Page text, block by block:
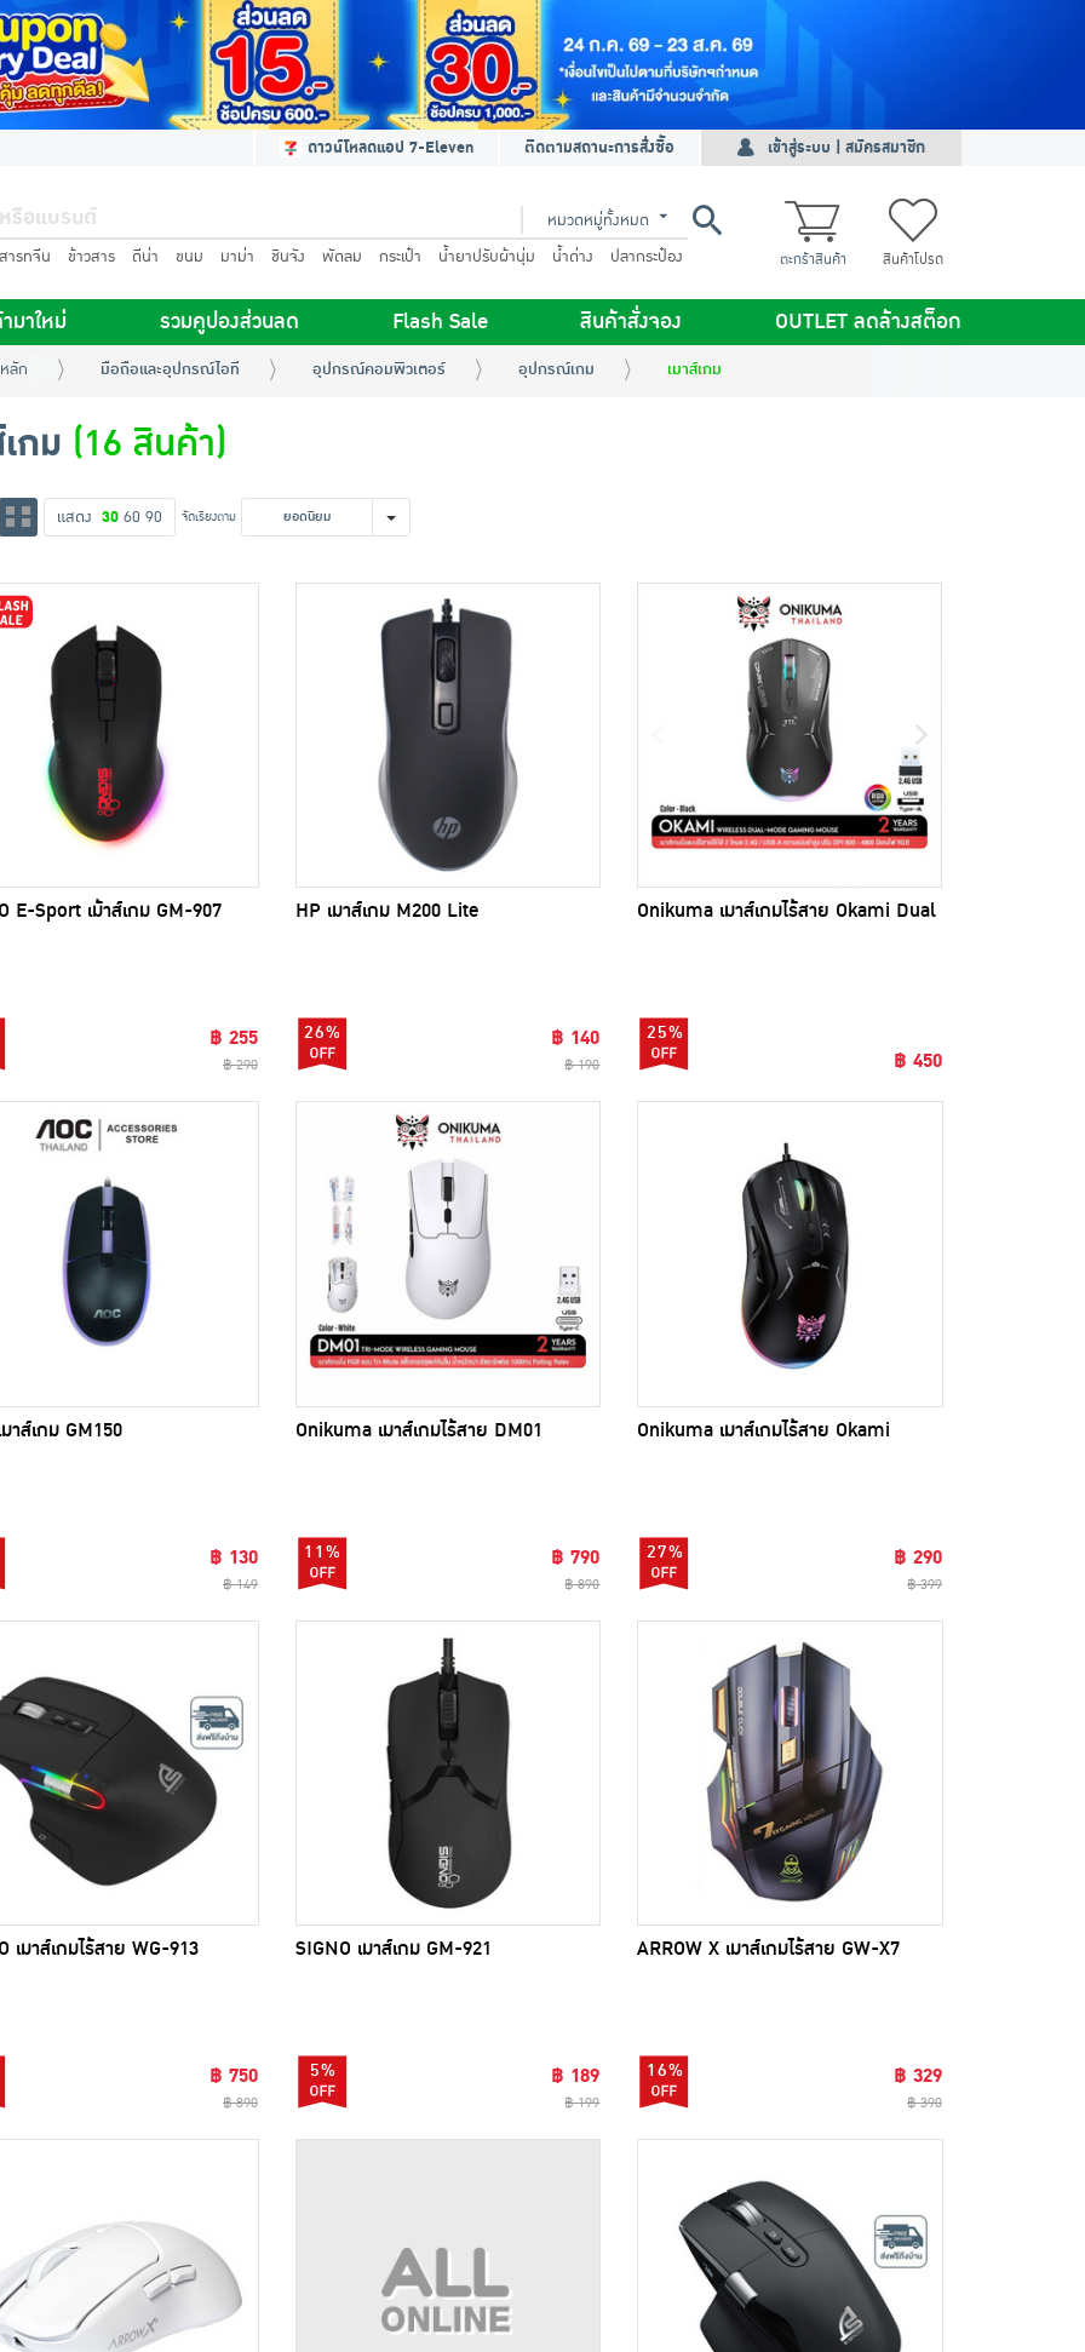
ดาวน์โหลดแอป 7-Eleven ติดตามสถานะการสั่งซื้อ เข้าสู่ระบบ | สมัครสมาชิก
หมวดหมู่ทั้งหมด
ารทจีน ข้าวสาร ดีน่า ขนม มาม่า ชินจัง พัดลม กระเป๋า น้ำยาปรับผ้านุ่ม น้ำด่าง ปลากระป๋อง ตะกร้าสินค้า สินค้าโปรด
มาใหม่ รวมคูปองส่วนลด Flash Sale สินค้าสั่งจอง OUTLET ลดล้างสต็อก
ลัก มือถือและอุปกรณ์ไอที อุปกรณ์คอมพิวเตอร์ อุปกรณ์เกม เมาส์เกม
กม (16 สินค้า)
แสดง 30 60 90 จัดเรียงตาม ยอดนิยม
E-Sport เม้าส์เกม GM-907
฿ 255
฿ 290
HP เมาส์เกม M200 Lite
26% ฿ 140
฿ 190
Onikuma เมาส์เกมไร้สาย Okami Dual
25%
฿ 450
าส์เกม GM150
฿ 130
฿ 149
Onikuma เมาส์เกมไร้สาย DM01
11% ฿ 790
฿ 890
Onikuma เมาส์เกมไร้สาย Okami
27% ฿ 290
฿ 399
เมาส์เกมไร้สาย WG-913
฿ 750
฿ 890
SIGNO เมาส์เกม GM-921
5% ฿ 189
฿ 199
ARROW X เมาส์เกมไร้สาย GW-X7
16% ฿ 329
฿ 390